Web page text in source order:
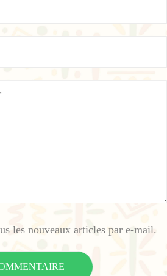
les nouveaux articles par e-mail.